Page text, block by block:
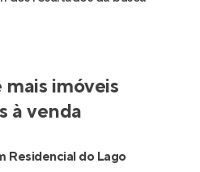
imóveis
à venda
Residencial do Lago